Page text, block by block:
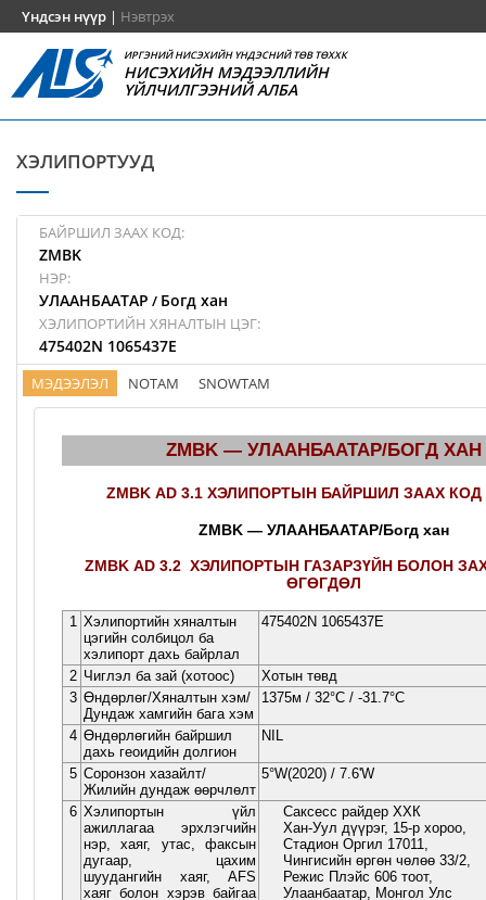
Үндсэн нүүр | Нэвтрэх
ИРГЭНИЙ НИСЭХИЙН ҮНДЭСНИЙ ТӨВ ТӨХХК
НИСЭХИЙН МЭДЭЭЛЛИЙН
ҮЙЛЧИЛГЭЭНИЙ АЛБА
ХЭЛИПОРТУУД
БАЙРШИЛ ЗААХ КОД:
ZMBK
НЭР:
УЛААНБААТАР / Богд хан
ХЭЛИПОРТИЙН ХЯНАЛТЫН ЦЭГ:
475402N 1065437E
МЭДЭЭЛЭЛ NOTAM SNOWTAM